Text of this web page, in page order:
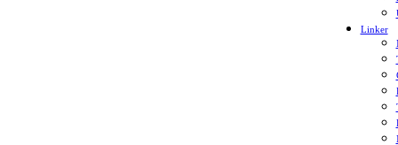
Linker